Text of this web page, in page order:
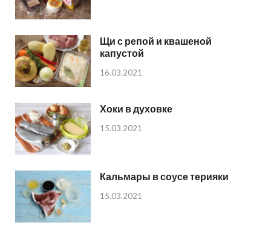
Щи с репой и квашеной
капустой
16.03.2021
Хоки в духовке
15.03.2021
Кальмары в соусе терияки
15.03.2021